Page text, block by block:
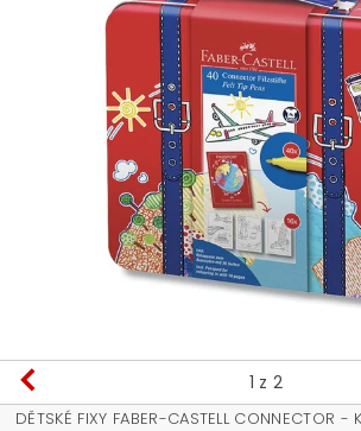
1 z 2
DĚTSKÉ FIXY FABER-CASTELL CONNECTOR -